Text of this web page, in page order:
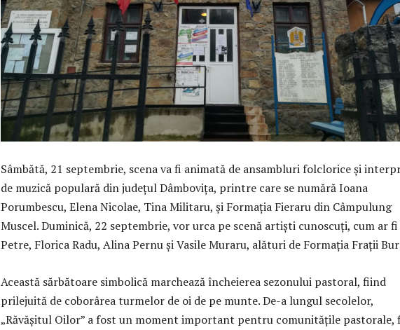
Sâmbătă, 21 septembrie, scena va fi animată de ansambluri folclorice și
de muzică populară din județul Dâmbovița, printre care se numără Ioana
Porumbescu, Elena Nicolae, Tina Militaru, și Formația Fieraru din Câmpulung
Muscel. Duminică, 22 septembrie, vor urca pe scenă artiști cunoscuți, cum ar
Petre, Florica Radu, Alina Pernu și Vasile Muraru, alături de Formația Frații
Această sărbătoare simbolică marchează încheierea sezonului pastoral, fiind
prilejuită de coborârea turmelor de oi de pe munte. De-a lungul secolelor,
„Răvășitul Oilor” a fost un moment important pentru comunitățile pastorale,